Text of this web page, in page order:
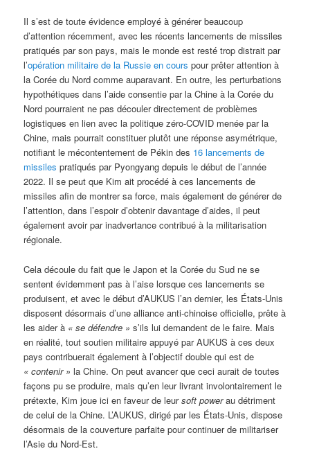
Il s’est de toute évidence employé à générer beaucoup
d’attention récemment, avec les récents lancements de missiles
pratiqués par son pays, mais le monde est resté trop distrait par
l’opération militaire de la Russie en cours pour prêter attention à
la Corée du Nord comme auparavant. En outre, les perturbations
hypothétiques dans l’aide consentie par la Chine à la Corée du
Nord pourraient ne pas découler directement de problèmes
logistiques en lien avec la politique zéro-COVID menée par la
Chine, mais pourrait constituer plutôt une réponse asymétrique,
notifiant le mécontentement de Pékin des 16 lancements de
missiles pratiqués par Pyongyang depuis le début de l’année
2022. Il se peut que Kim ait procédé à ces lancements de
missiles afin de montrer sa force, mais également de générer de
l’attention, dans l’espoir d’obtenir davantage d’aides, il peut
également avoir par inadvertance contribué à la militarisation
régionale.
Cela découle du fait que le Japon et la Corée du Sud ne se
sentent évidemment pas à l’aise lorsque ces lancements se
produisent, et avec le début d’AUKUS l’an dernier, les États-Unis
disposent désormais d’une alliance anti-chinoise officielle, prête à
les aider à « se défendre » s’ils lui demandent de le faire. Mais
en réalité, tout soutien militaire appuyé par AUKUS à ces deux
pays contribuerait également à l’objectif double qui est de
« contenir » la Chine. On peut avancer que ceci aurait de toutes
façons pu se produire, mais qu’en leur livrant involontairement le
prétexte, Kim joue ici en faveur de leursoft powerau détriment
de celui de la Chine. L’AUKUS, dirigé par les États-Unis, dispose
désormais de la couverture parfaite pour continuer de militariser
l’Asie du Nord-Est.